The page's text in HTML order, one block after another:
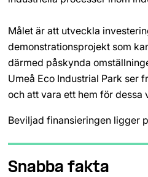
Målet är att utveckla
demonstrationsprojekt som
därmed påskynda
Umeå Eco Industrial Park ser
och att vara ett hem för dessa
Beviljad finansieringen ligger
Snabba fakta